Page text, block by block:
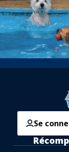
Se